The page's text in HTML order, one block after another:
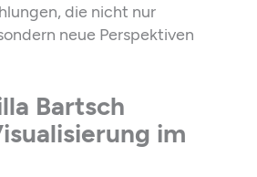
die nicht nur
neue Perspektiven
Bartsch
im